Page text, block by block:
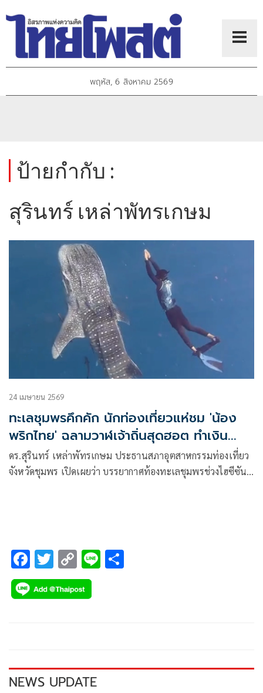
พฤหัส, 6 สิงหาคม 2569
ป้ายกำกับ :
สุรินทร์ เหล่าพัทรเกษม
24 เมษายน 2569
ทะเลชุมพรคึกคัก นักท่องเที่ยวแห่ชม 'น้อง
พริกไทย' ฉลามวาฬเจ้าถิ่นสุดฮอต ทำเงิน
สะพัดสัปดาห์ละ 20 ล้าน
ดร.สุรินทร์ เหล่าพัทรเกษม ประธานสภาอุตสาหกรรมท่องเที่ยว
จังหวัดชุมพร เปิดเผยว่า บรรยากาศท้องทะเลชุมพรช่วงไฮซีซัน
F
ac
e
k
T
wi
tt
C
o
p
k
Li
NEWS UPDATE